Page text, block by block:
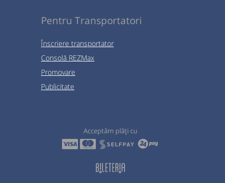
Pentru Transportatori
Înscriere transportator
Consolă REZMax
Promovare
Publicitate
Acceptăm plăți cu